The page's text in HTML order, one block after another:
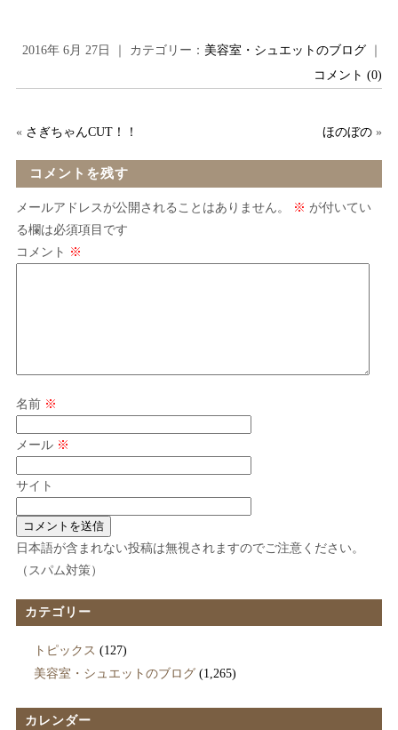
2016年 6月 27日 ｜ カテゴリー： 美容室・シュエットのブログ
コメント (0)
« さぎちゃんCUT！！ ほのぼの »
コメントを残す
メールアドレスが公開されることはありません。 ※ が付いてい
る欄は必須項目です
コメント ※
名前 ※
メール ※
サイト
日本語が含まれない投稿は無視されますのでご注意ください。
（スパム対策）
カテゴリー
トピックス (127)
美容室・シュエットのブログ(1,265)
カレンダー